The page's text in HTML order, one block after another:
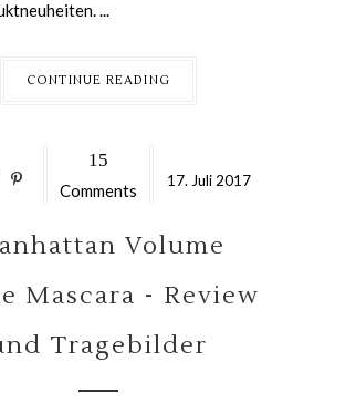
...
CONTINUE READING
15
Comments 17. Juli 2017
Volume
Mascara - Review
Tragebilder